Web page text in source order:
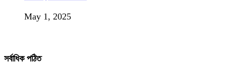
May 1, 2025
সর্বাধিক পঠিত